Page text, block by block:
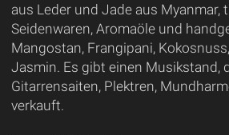
aus Leder und Jade aus Myanmar,
Seidenwaren, Aromaöle und
Mangostan, Frangipani,
Jasmin. Es gibt einen Musikstand,
Gitarrensaiten, Plektren,
verkauft.